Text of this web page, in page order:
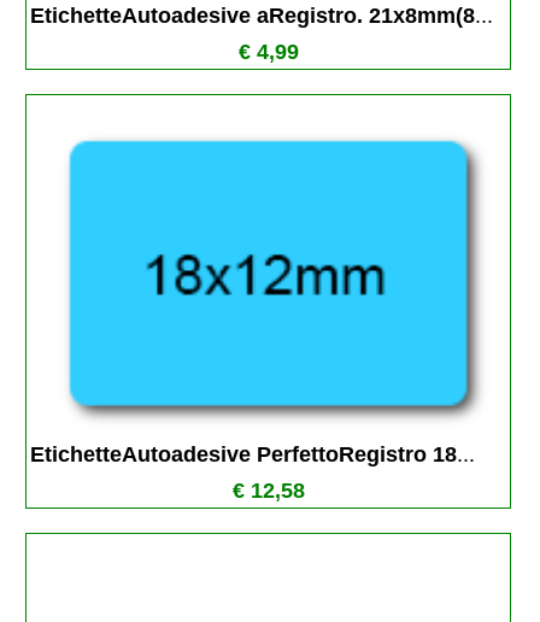
EtichetteAutoadesive aRegistro. 21x8mm(8...
€ 4,99
EtichetteAutoadesive PerfettoRegistro 18...
€ 12,58